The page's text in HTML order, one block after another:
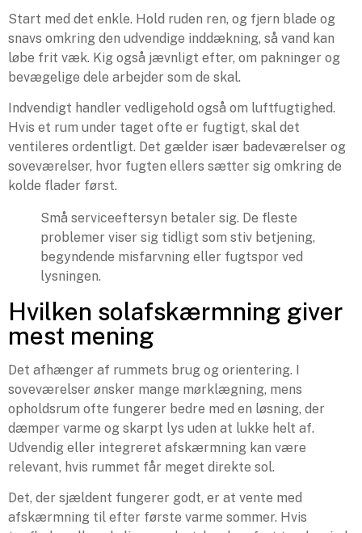
Start med det enkle. Hold ruden ren, og fjern blade og
snavs omkring den udvendige inddækning, så vand kan
løbe frit væk. Kig også jævnligt efter, om pakninger og
bevægelige dele arbejder som de skal.
Indvendigt handler vedligehold også om luftfugtighed.
Hvis et rum under taget ofte er fugtigt, skal det
ventileres ordentligt. Det gælder især badeværelser og
soveværelser, hvor fugten ellers sætter sig omkring de
kolde flader først.
Små serviceeftersyn betaler sig. De fleste
problemer viser sig tidligt som stiv betjening,
begyndende misfarvning eller fugtspor ved
lysningen.
Hvilken solafskærmning giver
mest mening
Det afhænger af rummets brug og orientering. I
soveværelser ønsker mange mørklægning, mens
opholdsrum ofte fungerer bedre med en løsning, der
dæmper varme og skarpt lys uden at lukke helt af.
Udvendig eller integreret afskærmning kan være
relevant, hvis rummet får meget direkte sol.
Det, der sjældent fungerer godt, er at vente med
afskærmning til efter første varme sommer. Hvis